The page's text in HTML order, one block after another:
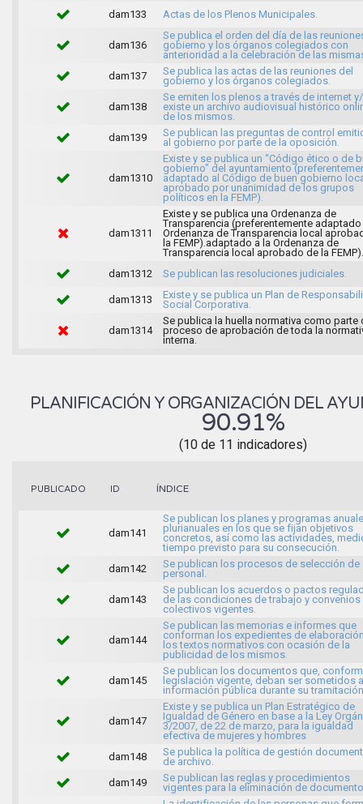
dam133
Actas de los Plenos Municipales.
dam136
Se publica el orden del día de las
gobierno y los órganos colegiados con
anterioridad a la celebración de las
dam137
Se publica las actas de las reuniones del
gobierno y los órganos colegiados.
dam138
Se emiten los plenos a través de internet
existe un archivo audiovisual histórico
de los mismos.
dam139
Se publican las preguntas de control
al gobierno por parte de la oposición.
dam1310
Existe y se publica un “Código ético o de
gobierno" del ayuntamiento
adaptado al Código de buen gobierno
aprobado por unanimidad de los grupos
políticos en la FEMP).
dam1311
Existe y se publica una Ordenanza de
Transparencia (preferentemente adaptado
Ordenanza de Transparencia local
la FEMP).adaptado a la Ordenanza de
Transparencia local aprobado de la FEMP).
dam1312
Se publican las resoluciones judiciales.
dam1313
Existe y se publica un Plan de
Social Corporativa.
dam1314
Se publica la huella normativa como parte
proceso de aprobación de toda la
interna.
PLANIFICACIÓN Y ORGANIZACIÓN DEL
90.91%
(10 de 11 indicadores)
PUBLICADO ID ÍNDICE
dam141
Se publican los planes y programas
plurianuales en los que se fijan objetivos
concretos, así como las actividades,
tiempo previsto para su consecución.
dam142
Se publican los procesos de selección de
personal.
dam143
Se publican los acuerdos o pactos
de las condiciones de trabajo y convenios
colectivos vigentes.
dam144
Se publican las memorias e informes que
conforman los expedientes de
los textos normativos con ocasión de la
publicidad de los mismos.
dam145
Se publican los documentos que,
legislación vigente, deban ser sometidos a
información pública durante su
dam147
Existe y se publica un Plan Estratégico de
Igualdad de Género en base a la Ley
3/2007, de 22 de marzo, para la igualdad
efectiva de mujeres y hombres
dam148
Se publica la política de gestión
de archivo.
dam149
Se publican las reglas y procedimientos
vigentes para la eliminación de